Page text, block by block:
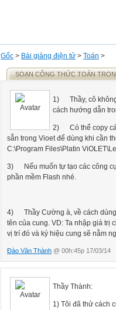
Gốc > Bài giảng điện tử > Toán >
SOẠN CÔNG THỨC TOÁN
1)
Thầy, cô
cách hướng dẫn
2)
Có thể copy
sẵn trong Vioet để dùng khi cần
C:\Program Files\Platin
3)
Nếu muốn tự tạo các công
phần mềm Flash nhé.
4)
Thầy Cường à, về cách
tên của cung. VD: Ta nhập giá trị
vị trí đó và ký hiệu cung sẽ nằm
Đào Văn Thành @ 00h:45p 17/03/14
Thầy Thành:
1) Tôi đã thử cách